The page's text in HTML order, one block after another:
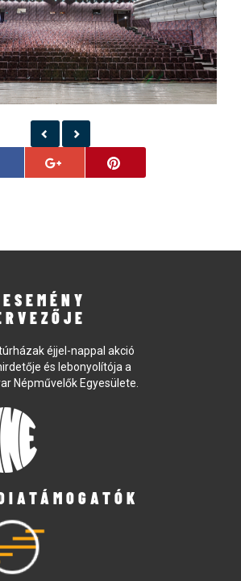
éjjel-nappal akció
és lebonyolítója a
Népművelők Egyesülete.